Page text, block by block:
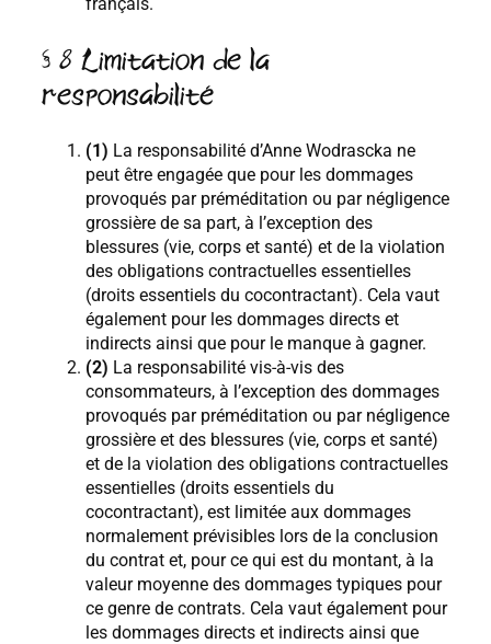
§ 8 Limitation de la
responsabilité
(1) La responsabilité d’Anne Wodrascka ne
peut être engagée que pour les dommages
provoqués par préméditation ou par négligence
grossière de sa part, à l’exception des
blessures (vie, corps et santé) et de la violation
des obligations contractuelles essentielles
(droits essentiels du cocontractant). Cela vaut
également pour les dommages directs et
indirects ainsi que pour le manque à gagner.
(2) La responsabilité vis-à-vis des
consommateurs, à l’exception des dommages
provoqués par préméditation ou par négligence
grossière et des blessures (vie, corps et santé)
et de la violation des obligations contractuelles
essentielles (droits essentiels du
cocontractant), est limitée aux dommages
normalement prévisibles lors de la conclusion
du contrat et, pour ce qui est du montant, à la
valeur moyenne des dommages typiques pour
ce genre de contrats. Cela vaut également pour
les dommages directs et indirects ainsi que